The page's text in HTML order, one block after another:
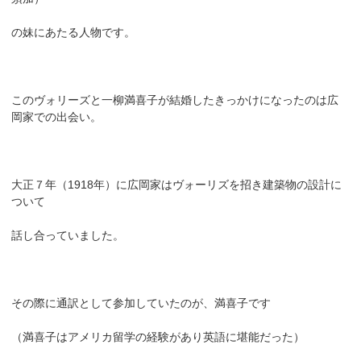
の妹にあたる人物です。
このヴォリーズと一柳満喜子が結婚したきっかけになったのは広
岡家での出会い。
大正７年（1918年）に広岡家はヴォーリズを招き建築物の設計に
ついて
話し合っていました。
その際に通訳として参加していたのが、満喜子です
（満喜子はアメリカ留学の経験があり英語に堪能だった）